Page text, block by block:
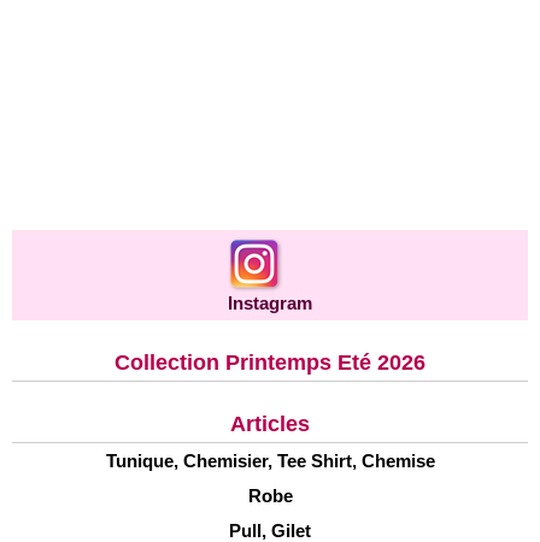
Instagram
Collection Printemps Eté 2026
Articles
Tunique, Chemisier, Tee Shirt, Chemise
Robe
Pull, Gilet